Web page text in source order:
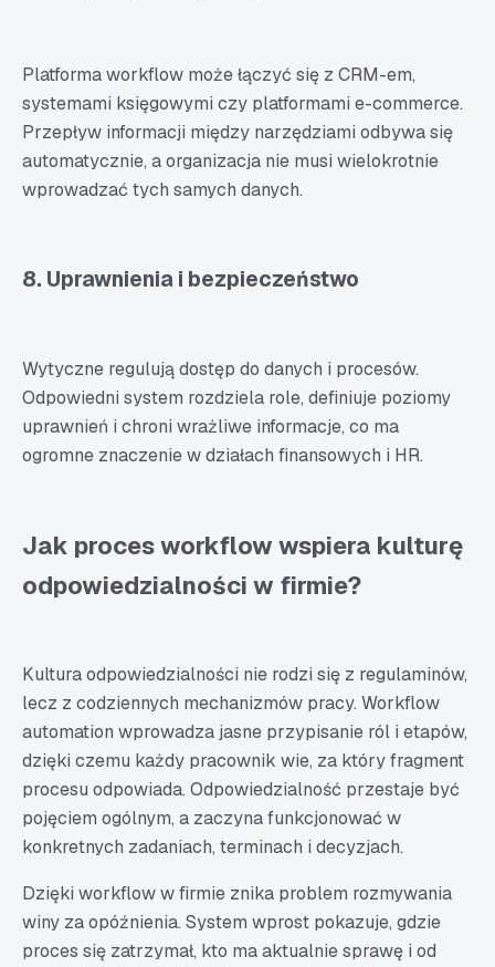
Platforma workflow może łączyć się z CRM-em,
systemami księgowymi czy platformami e-commerce.
Przepływ informacji między narzędziami odbywa się
automatycznie, a organizacja nie musi wielokrotnie
wprowadzać tych samych danych.
8. Uprawnienia i bezpieczeństwo
Wytyczne regulują dostęp do danych i procesów.
Odpowiedni system rozdziela role, definiuje poziomy
uprawnień i chroni wrażliwe informacje, co ma
ogromne znaczenie w działach finansowych i HR.
Jak proces workflow wspiera kulturę
odpowiedzialności w firmie?
Kultura odpowiedzialności nie rodzi się z regulaminów,
lecz z codziennych mechanizmów pracy. Workflow
automation wprowadza jasne przypisanie ról i etapów,
dzięki czemu każdy pracownik wie, za który fragment
procesu odpowiada. Odpowiedzialność przestaje być
pojęciem ogólnym, a zaczyna funkcjonować w
konkretnych zadaniach, terminach i decyzjach.
Dzięki workflow w firmie znika problem rozmywania
winy za opóźnienia. System wprost pokazuje, gdzie
proces się zatrzymał, kto ma aktualnie sprawę i od